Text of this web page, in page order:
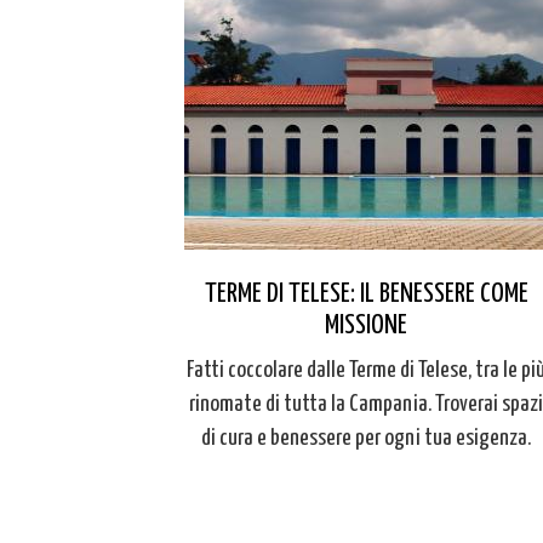
TERME DI TELESE: IL BENESSERE COME
MISSIONE
Fatti coccolare dalle Terme di Telese, tra le
rinomate di tutta la Campania. Troverai spazi
di cura e benessere per ogni tua esigenza.